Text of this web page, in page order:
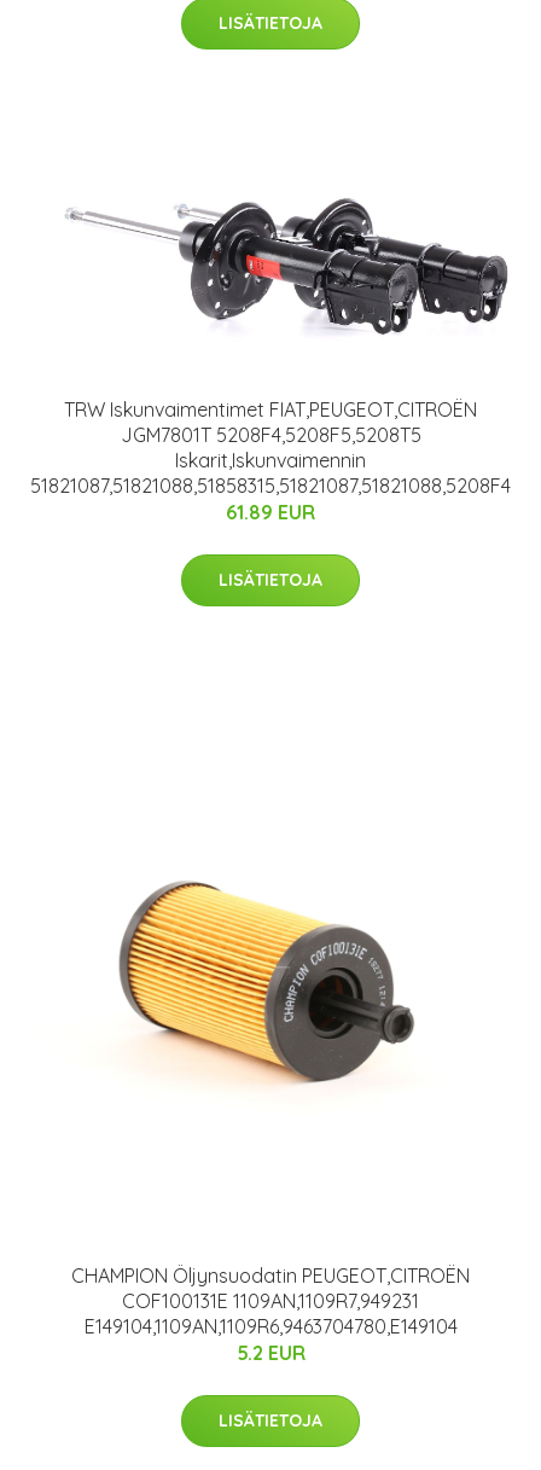
LISÄTIETOJA
TRW Iskunvaimentimet FIAT,PEUGEOT,CITROËN
JGM7801T 5208F4,5208F5,5208T5
Iskarit,Iskunvaimennin
51821087,51821088,51858315,51821087,51821088,5208F4
61.89 EUR
LISÄTIETOJA
CHAMPION Öljynsuodatin PEUGEOT,CITROËN
COF100131E 1109AN,1109R7,949231
E149104,1109AN,1109R6,9463704780,E149104
5.2 EUR
LISÄTIETOJA